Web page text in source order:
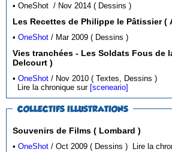
• OneShot / Nov 2014 ( Dessins )
Les
•OneShot / Mar 2009 ( Dessins )
Vies tranchées - Les Soldats Fous de
Delcourt )
•OneShot
/ Nov 2010 ( Textes, Dessins )
Lire la chronique sur [sceneario]
COLLECTIFS ILLUSTRATIONS
Souvenirs de Films ( Lombard )
•OneShot / Oct 2009 ( Dessins ) Lire la